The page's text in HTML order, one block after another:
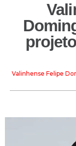
Valinhense Felipe